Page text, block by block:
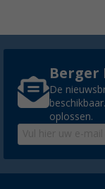
Berger
De
oplossen.